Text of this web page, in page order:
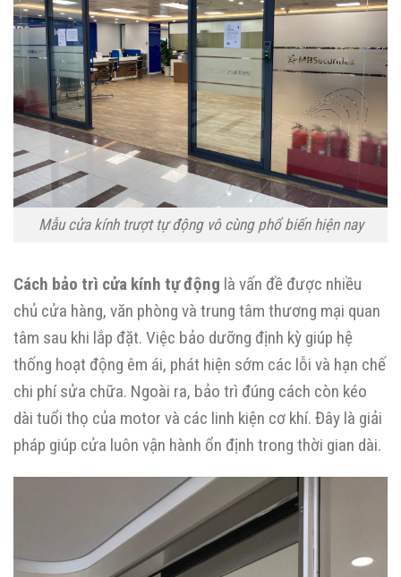
Mẫu cửa kính trượt tự động vô cùng phổ biến hiện nay
Cách bảo trì cửa kính tự động là vấn đề được nhiều
chủ cửa hàng, văn phòng và trung tâm thương mại quan
tâm sau khi lắp đặt. Việc bảo dưỡng định kỳ giúp hệ
thống hoạt động êm ái, phát hiện sớm các lỗi và hạn chế
chi phí sửa chữa. Ngoài ra, bảo trì đúng cách còn kéo
dài tuổi thọ của motor và các linh kiện cơ khí. Đây là giải
pháp giúp cửa luôn vận hành ổn định trong thời gian dài.